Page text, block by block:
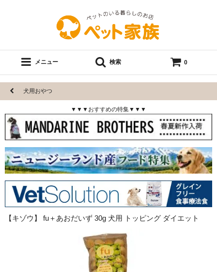
メニュー 検索 0
犬用おやつ
▼▼▼おすすめの特集▼▼▼
【キゾウ】 fu＋あおだいず 30g 犬用 トッピング ダイエット